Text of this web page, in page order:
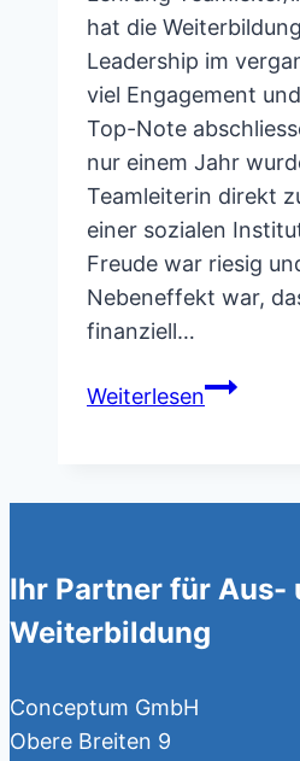
hat die
Leadership im
viel Engagement
Top-Note
nur einem Jahr
Teamleiterin direkt
einer sozialen
Freude war riesig
Nebeneffekt war,
finanziell…
Weiterlesen
2026
Ihr Partner für Aus-
Weiterbildung
Conceptum GmbH
Obere Breiten 9